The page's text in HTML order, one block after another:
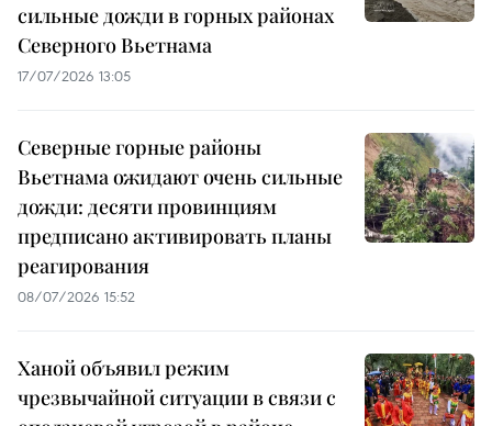
сильные дожди в горных районах
Северного Вьетнама
17/07/2026 13:05
Северные горные районы
Вьетнама ожидают очень сильные
дожди: десяти провинциям
предписано активировать планы
реагирования
08/07/2026 15:52
Ханой объявил режим
чрезвычайной ситуации в связи с